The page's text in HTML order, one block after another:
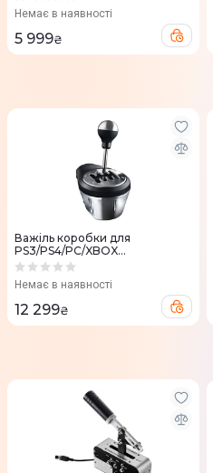
Немає в наявності
5 999₴
Важіль коробки для
PS3/PS4/PC/XBOX
Thrustmaster TH8A SHIFTER
Немає в наявності
12 299₴